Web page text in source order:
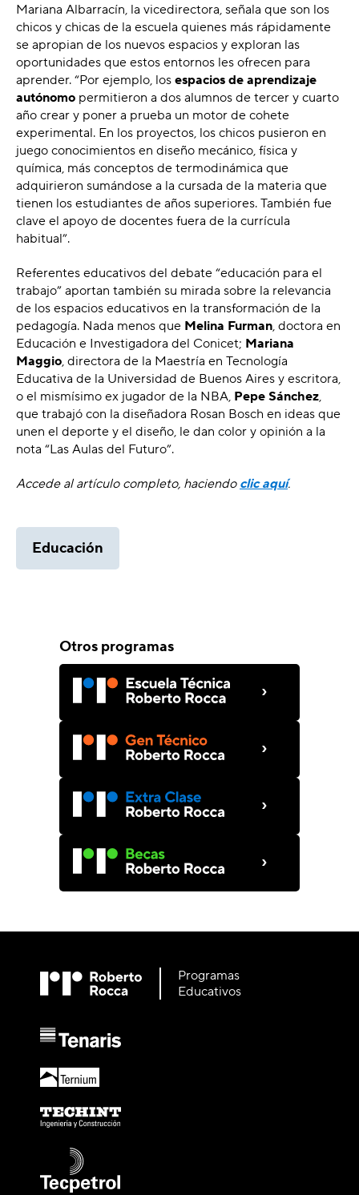
Mariana Albarracín, la vicedirectora, señala que son los
chicos y chicas de la escuela quienes más rápidamente
se apropian de los nuevos espacios y exploran las
oportunidades que estos entornos les ofrecen para
aprender. “Por ejemplo, los espacios de aprendizaje
autónomo permitieron a dos alumnos de tercer y cuarto
año crear y poner a prueba un motor de cohete
experimental. En los proyectos, los chicos pusieron en
juego conocimientos en diseño mecánico, física y
química, más conceptos de termodinámica que
adquirieron sumándose a la cursada de la materia que
tienen los estudiantes de años superiores. También fue
clave el apoyo de docentes fuera de la currícula
habitual”.
Referentes educativos del debate “educación para el
trabajo” aportan también su mirada sobre la relevancia
de los espacios educativos en la transformación de la
pedagogía. Nada menos que Melina Furman, doctora en
Educación e Investigadora del Conicet; Mariana
Maggio, directora de la Maestría en Tecnología
Educativa de la Universidad de Buenos Aires y escritora,
o el mismísimo ex jugador de la NBA, Pepe Sánchez,
que trabajó con la diseñadora Rosan Bosch en ideas que
unen el deporte y el diseño, le dan color y opinión a la
nota “Las Aulas del Futuro”.
Accede al artículo completo, haciendo clic aquí.
Educación
Otros programas
›
›
›
›
Programas
Educativos